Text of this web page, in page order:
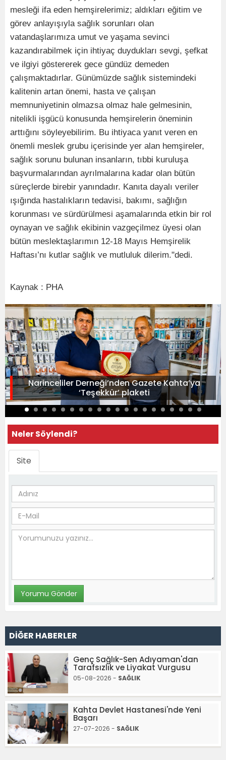
mesleği ifa eden hemşirelerimiz; aldıkları eğitim ve
görev anlayışıyla sağlık sorunları olan
vatandaşlarımıza umut ve yaşama sevinci
kazandırabilmek için ihtiyaç duydukları sevgi, şefkat
ve ilgiyi göstererek gece gündüz demeden
çalışmaktadırlar. Günümüzde sağlık sistemindeki
kalitenin artan önemi, hasta ve çalışan
memnuniyetinin olmazsa olmaz hale gelmesinin,
nitelikli işgücü konusunda hemşirelerin öneminin
arttığını söyleyebilirim. Bu ihtiyaca yanıt veren en
önemli meslek grubu içerisinde yer alan hemşireler,
sağlık sorunu bulunan insanların, tıbbi kuruluşa
başvurmalarından ayrılmalarına kadar olan bütün
süreçlerde birebir yanındadır. Kanıta dayalı veriler
ışığında hastalıkların tedavisi, bakımı, sağlığın
korunması ve sürdürülmesi aşamalarında etkin bir rol
oynayan ve sağlık ekibinin vazgeçilmez üyesi olan
bütün meslektaşlarımın 12-18 Mayıs Hemşirelik
Haftası’nı kutlar sağlık ve mutluluk dilerim."dedi.
Kaynak : PHA
Narinceliler Derneği’nden Gazete Kahta’ya
‘Teşekkür’ plaketi
Neler Söylendi?
Site
DİĞER HABERLER
Genç Sağlık-Sen Adıyaman'dan
Tarafsızlık ve Liyakat Vurgusu
05-08-2026 - SAĞLIK
Kahta Devlet Hastanesi'nde Yeni
Başarı
27-07-2026 - SAĞLIK